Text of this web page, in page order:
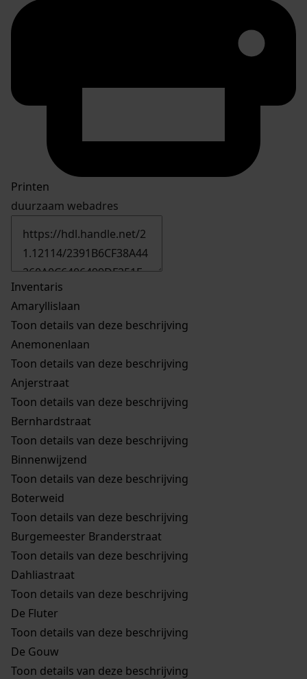
Printen
duurzaam webadres
Inventaris
Amaryllislaan
Toon details van deze beschrijving
Anemonenlaan
Toon details van deze beschrijving
Anjerstraat
Toon details van deze beschrijving
Bernhardstraat
Toon details van deze beschrijving
Binnenwijzend
Toon details van deze beschrijving
Boterweid
Toon details van deze beschrijving
Burgemeester Branderstraat
Toon details van deze beschrijving
Dahliastraat
Toon details van deze beschrijving
De Fluter
Toon details van deze beschrijving
De Gouw
Toon details van deze beschrijving